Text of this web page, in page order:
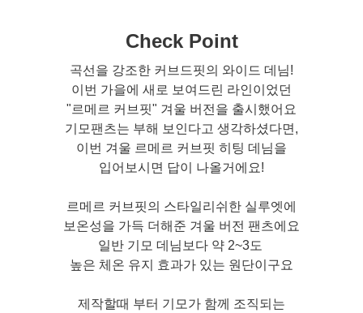
Check Point
곡선을 강조한 커브드핏의 와이드 데님!
이번 가을에 새로 보여드린 라인이었던
"르메르 커브핏" 겨울 버전을 출시했어요
기모팬츠는 부해 보인다고 생각하셨다면,
이번 겨울 르메르 커브핏 히팅 데님을
입어보시면 답이 나올거에요!
르메르 커브핏의 스타일리쉬한 실루엣에
보온성을 가득 더해준 겨울 버전 팬츠에요
일반 기모 데님보다 약 2~3도
높은 체온 유지 효과가 있는 원단이구요
제작할때 부터 기모가 함께 조직되는